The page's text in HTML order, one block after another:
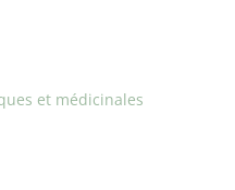
et médicinales